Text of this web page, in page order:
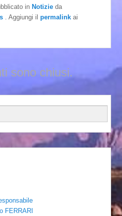
inNotizie da
. Aggiungi ilpermalink ai
sono chiusi.
FERRARI